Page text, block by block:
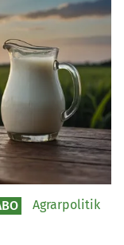
Agrarpolitik